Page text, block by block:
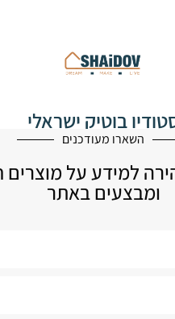
בוטיק ישראלי
לעיצוב הבית
השארו מעודכנים
למידע על מוצרים
ומבצעים באתר